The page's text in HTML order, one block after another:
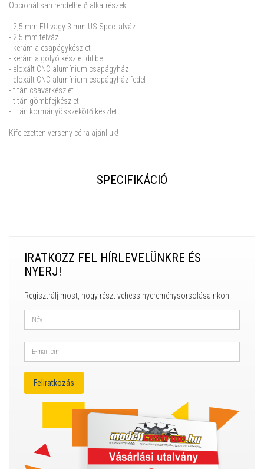
Opcionálisan rendelhető alkatrészek:
- 2,5 mm EU vagy 3 mm US Spec. alváz
- 2,5 mm felváz
- kerámia csapágykészlet
- kerámia golyó készlet difibe
- eloxált CNC alumínium csapágyház
- eloxált CNC alumínium csapágyház fedél
- titán csavarkészlet
- titán gömbfejkészlet
- titán kormányösszekötő készlet
Kifejezetten verseny célra ajánljuk!
SPECIFIKÁCIÓ
IRATKOZZ FEL HÍRLEVELÜNKRE ÉS
NYERJ!
Regisztrálj most, hogy részt vehess nyereménysorsolásainkon!